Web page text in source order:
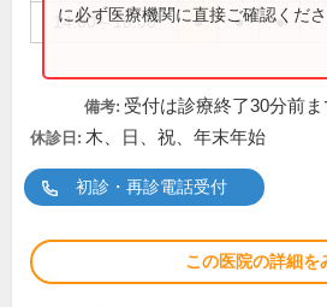
14:00～18:00 ● ● ●
に必ず医療機関に直接ご確認くださ
備考: 受付は診療終了30分前ま
休診日: 木、日、祝、年末年始
初診・再診電話受付
この医院の詳細を